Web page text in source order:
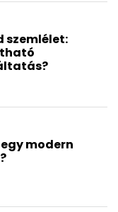
szemlélet:
modern